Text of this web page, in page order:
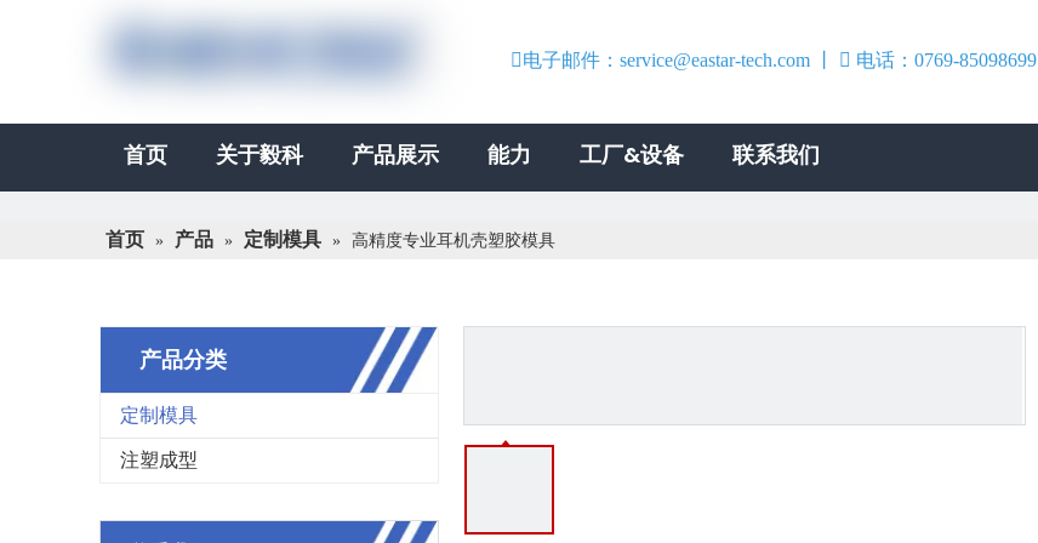
电子邮件： service@eastar-tech.com  电话：0769-85098699
首页 关于毅科 产品展示 能力 工厂&设备 联系我们
首页 » 产品 » 定制模具 » 高精度专业耳机壳塑胶模具
产品分类
定制模具
注塑成型